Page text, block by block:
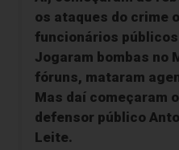
os ataques do crime
funcionários
Jogaram bombas no
fóruns, mataram
Mas daí começaram
defensor público
Leite.